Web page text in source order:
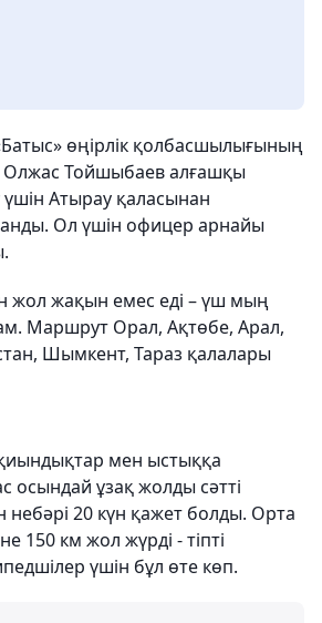
«Батыс» өңірлік қолбасшылығының
Олжас Тойшыбаев алғашқы
Атырау қаласынан
Ол үшін офицер арнайы
жол жақын емес еді – үш мың
Маршрут Орал, Ақтөбе, Арал,
Шымкент, Тараз қалалары
мен ыстыққа
осындай ұзақ жолды сәтті
20 күн қажет болды. Орта
150 км жол жүрді - тіпті
үшін бұл өте көп.